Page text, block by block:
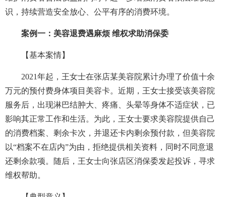
识，持续营造安全放心、公平有序的消费环境。
案例一：美容退费遇麻烦 维权求助消保委
【基本案情】
2021年起，王女士在张店某美容院累计办理了价值十余
万元的预付费身体项目美容卡。近期，王女士接受该美容院
服务后，出现淋巴结肿大、疼痛、头晕等身体不适症状，已
影响其正常工作和生活。为此，王女士要求美容院提供自己
的消费档案、剩余卡次，并退还卡内剩余预付款，但美容院
以“档案不在店内”为由，拒绝提供相关资料，同时不同意退
还剩余款项。随后，王女士向张店区消保委发起投诉，寻求
维权帮助。